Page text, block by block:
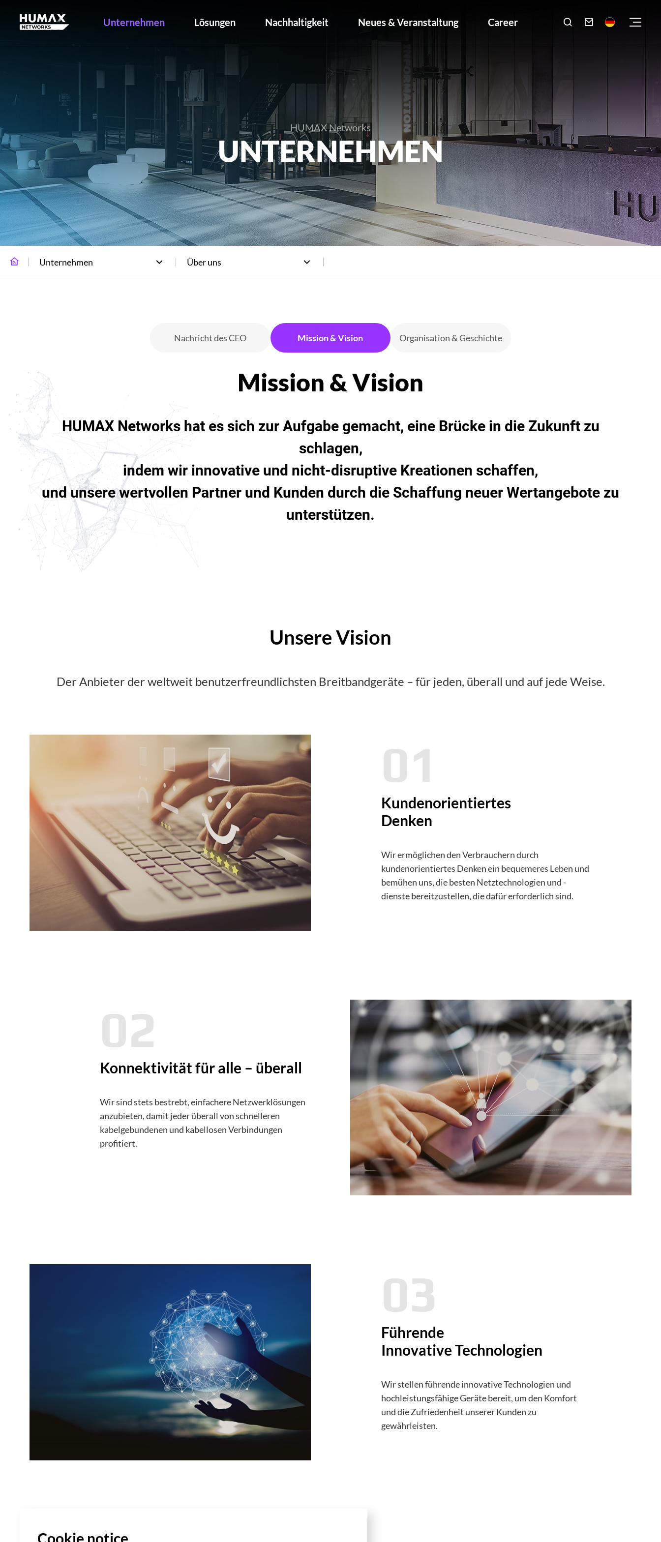
Unternehmen Lösungen Nachhaltigkeit Neues & Veranstaltung Career 
HUMAX Networks
UNTERNEHMEN
Unternehmen Über uns
Nachricht des CEO Mission & Vision Organisation & Geschichte
HUMAX Networks hat es sich zur Aufgabe gemacht, eine Brücke in die Zukunft zu
schlagen,
indem wir innovative und nicht-disruptive Kreationen schaffen,
und unsere wertvollen Partner und Kunden durch die Schaffung neuer Wertangebote zu
unterstützen.
Unsere Vision
Der Anbieter der weltweit benutzerfreundlichsten Breitbandgeräte – für jeden, überall und auf jede Weise.
01
Kundenorientiertes
Denken
Wir ermöglichen den Verbrauchern durch
kundenorientiertes Denken ein bequemeres Leben und
bemühen uns, die besten Netztechnologien und -
dienste bereitzustellen, die dafür erforderlich sind.
02
Konnektivität für alle – überall
Wir sind stets bestrebt, einfachere Netzwerklösungen
anzubieten, damit jeder überall von schnelleren
kabelgebundenen und kabellosen Verbindungen
profitiert.
03
Führende
Innovative Technologien
Wir stellen führende innovative Technologien und
hochleistungsfähige Geräte bereit, um den Komfort
und die Zufriedenheit unserer Kunden zu
gewährleisten.
Cookie notice